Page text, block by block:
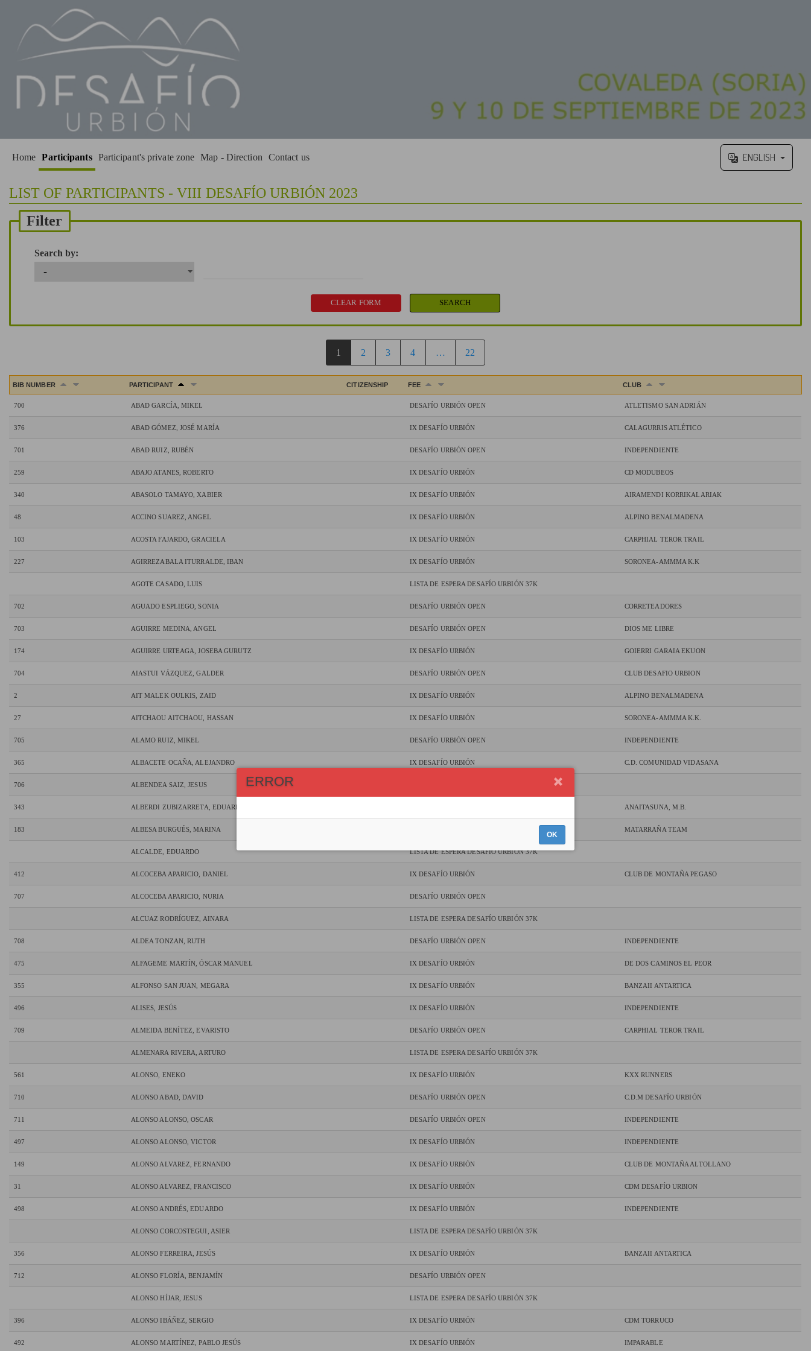
Home Participants Participant's private zone Map - Direction Contact us ENGLISH
LIST OF PARTICIPANTS - VIII DESAFÍO URBIÓN 2023
Filter
Search by:
1 2 3 4 … 22
BIB NUMBER PARTICIPANT CITIZENSHIP FEE CLUB
700 ABAD GARCÍA, MIKEL DESAFÍO URBIÓN OPEN ATLETISMO SAN ADRIÁN
376 ABAD GÓMEZ, JOSÉ MARÍA IX DESAFÍO URBIÓN CALAGURRIS ATLÉTICO
701 ABAD RUIZ, RUBÉN DESAFÍO URBIÓN OPEN INDEPENDIENTE
259 ABAJO ATANES, ROBERTO IX DESAFÍO URBIÓN CD MODUBEOS
340 ABASOLO TAMAYO, XABIER IX DESAFÍO URBIÓN AIRAMENDI KORRIKALARIAK
48 ACCINO SUAREZ, ANGEL IX DESAFÍO URBIÓN ALPINO BENALMADENA
103 ACOSTA FAJARDO, GRACIELA IX DESAFÍO URBIÓN CARPHIAL TEROR TRAIL
227 AGIRREZABALA ITURRALDE, IBAN IX DESAFÍO URBIÓN SORONEA-AMMMA K.K
AGOTE CASADO, LUIS LISTA DE ESPERA DESAFÍO URBIÓN 37K
702 AGUADO ESPLIEGO, SONIA DESAFÍO URBIÓN OPEN CORRETEADORES
703 AGUIRRE MEDINA, ANGEL DESAFÍO URBIÓN OPEN DIOS ME LIBRE
174 AGUIRRE URTEAGA, JOSEBA GURUTZ IX DESAFÍO URBIÓN GOIERRI GARAIA EKUON
704 AIASTUI VÁZQUEZ, GALDER DESAFÍO URBIÓN OPEN CLUB DESAFIO URBION
2 AIT MALEK OULKIS, ZAID IX DESAFÍO URBIÓN ALPINO BENALMADENA
27 AITCHAOU AITCHAOU, HASSAN IX DESAFÍO URBIÓN SORONEA-AMMMA K.K.
705 ALAMO RUIZ, MIKEL DESAFÍO URBIÓN OPEN INDEPENDIENTE
365 ALBACETE OCAÑA, ALEJANDRO IX DESAFÍO URBIÓN C.D. COMUNIDAD VIDASANA
706 ALBENDEA SAIZ, JESUS
343 ALBERDI ZUBIZARRETA, EDUARDO ANAITASUNA, M.B.
183 ALBESA BURGUÉS, MARINA MATARRAÑA TEAM
ALCALDE, EDUARDO LISTA DE ESPERA DESAFÍO URBIÓN 37K
412 ALCOCEBA APARICIO, DANIEL IX DESAFÍO URBIÓN CLUB DE MONTAÑA PEGASO
707 ALCOCEBA APARICIO, NURIA DESAFÍO URBIÓN OPEN
ALCUAZ RODRÍGUEZ, AINARA LISTA DE ESPERA DESAFÍO URBIÓN 37K
708 ALDEA TONZAN, RUTH DESAFÍO URBIÓN OPEN INDEPENDIENTE
475 ALFAGEME MARTÍN, ÓSCAR MANUEL IX DESAFÍO URBIÓN DE DOS CAMINOS EL PEOR
355 ALFONSO SAN JUAN, MEGARA IX DESAFÍO URBIÓN BANZAII ANTARTICA
496 ALISES, JESÚS IX DESAFÍO URBIÓN INDEPENDIENTE
709 ALMEIDA BENÍTEZ, EVARISTO DESAFÍO URBIÓN OPEN CARPHIAL TEROR TRAIL
ALMENARA RIVERA, ARTURO LISTA DE ESPERA DESAFÍO URBIÓN 37K
561 ALONSO, ENEKO IX DESAFÍO URBIÓN KXX RUNNERS
710 ALONSO ABAD, DAVID DESAFÍO URBIÓN OPEN C.D.M DESAFÍO URBIÓN
711 ALONSO ALONSO, OSCAR DESAFÍO URBIÓN OPEN INDEPENDIENTE
497 ALONSO ALONSO, VICTOR IX DESAFÍO URBIÓN INDEPENDIENTE
149 ALONSO ALVAREZ, FERNANDO IX DESAFÍO URBIÓN CLUB DE MONTAÑA ALTOLLANO
31 ALONSO ALVAREZ, FRANCISCO IX DESAFÍO URBIÓN CDM DESAFÍO URBION
498 ALONSO ANDRÉS, EDUARDO IX DESAFÍO URBIÓN INDEPENDIENTE
ALONSO CORCOSTEGUI, ASIER LISTA DE ESPERA DESAFÍO URBIÓN 37K
356 ALONSO FERREIRA, JESÚS IX DESAFÍO URBIÓN BANZAII ANTARTICA
712 ALONSO FLORÍA, BENJAMÍN DESAFÍO URBIÓN OPEN
ALONSO HÍJAR, JESUS LISTA DE ESPERA DESAFÍO URBIÓN 37K
396 ALONSO IBÁÑEZ, SERGIO IX DESAFÍO URBIÓN CDM TORRUCO
492 ALONSO MARTÍNEZ, PABLO JESÚS IX DESAFÍO URBIÓN IMPARABLE
ERROR
OK